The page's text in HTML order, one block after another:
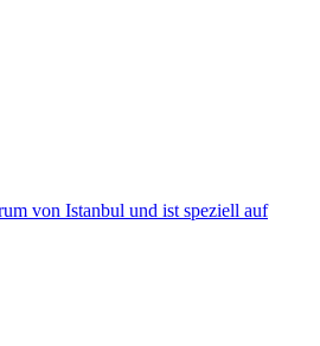
von Istanbul und ist speziell auf